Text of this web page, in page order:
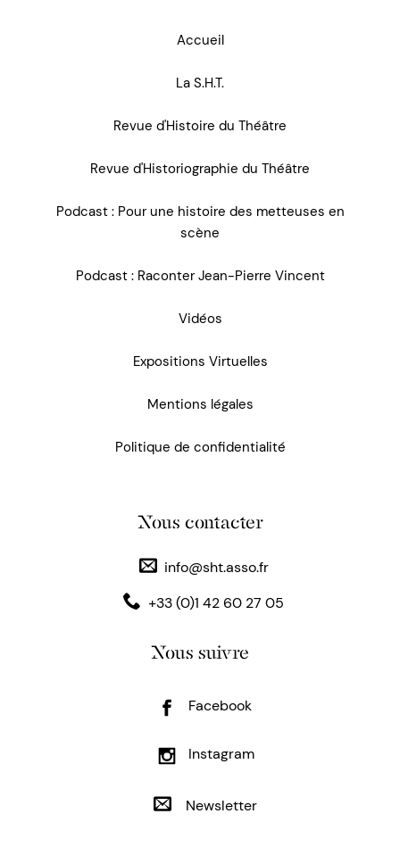
Accueil
La S.H.T.
Revue d'Histoire du Théâtre
Revue d'Historiographie du Théâtre
Podcast : Pour une histoire des metteuses en
scène
Podcast : Raconter Jean-Pierre Vincent
Vidéos
Expositions Virtuelles
Mentions légales
Politique de confidentialité
Nous contacter
info@sht.asso.fr
+33 (0)1 42 60 27 05
Nous suivre
Facebook
Instagram
Newsletter